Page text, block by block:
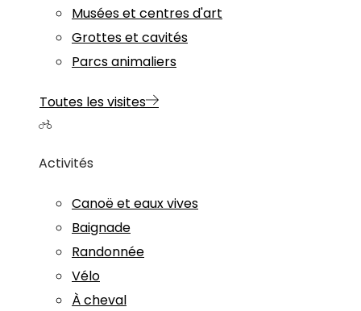
Musées et centres d'art
Grottes et cavités
Parcs animaliers
Toutes les visites
Activités
Canoë et eaux vives
Baignade
Randonnée
Vélo
À cheval